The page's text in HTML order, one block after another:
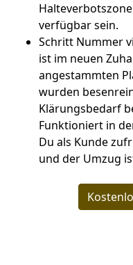
verfügbar sein.
Schritt Nummer
ist im neuen
angestammten
wurden
Klärungsbedarf
Funktioniert in
Du als Kunde
und der Umzug